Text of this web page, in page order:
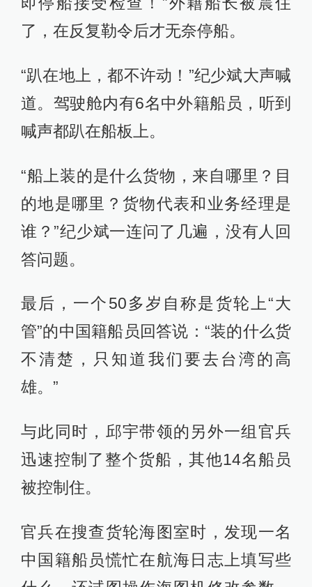
了，在反复勒令后才无奈停船。
“趴在地上，都不许动！”纪少斌大声喊
道。驾驶舱内有6名中外籍船员，听到
喊声都趴在船板上。
“船上装的是什么货物，来自哪里？目
的地是哪里？货物代表和业务经理是
谁？”纪少斌一连问了几遍，没有人回
答问题。
最后，一个50多岁自称是货轮上“大
管”的中国籍船员回答说：“装的什么货
不清楚，只知道我们要去台湾的高
雄。”
与此同时，邱宇带领的另外一组官兵
迅速控制了整个货船，其他14名船员
被控制住。
官兵在搜查货轮海图室时，发现一名
中国籍船员慌忙在航海日志上填写些